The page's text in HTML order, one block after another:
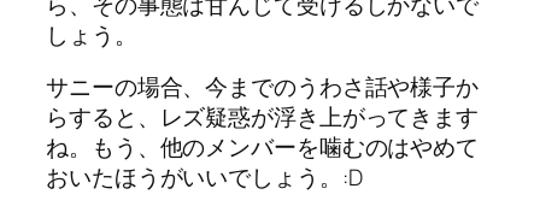
しょう。
サニーの場合、今までのうわさ話や様子か
らすると、レズ疑惑が浮き上がってきます
ね。もう、他のメンバーを噛むのはやめて
おいたほうがいいでしょう。:D